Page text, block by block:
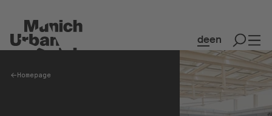
deen
Homepage